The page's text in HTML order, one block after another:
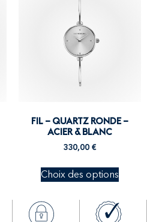
FIL – QUARTZ RONDE –
ACIER & BLANC
330,00 €
Choix des options